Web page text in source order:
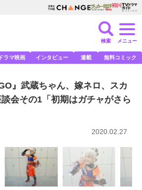
検索 メニュー
ドラマ映画 インタビュー 連載 無料コミック
』武蔵ちゃん、嫁ネロ、スカ
会その1「初期はガチャがさら
2020.02.27